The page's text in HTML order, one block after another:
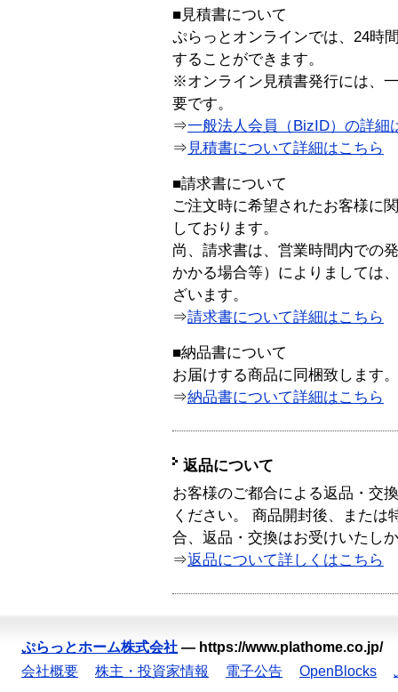
■見積書について
ぷらっとオンラインでは、24時
することができます。
※オンライン見積書発行には、
要です。
⇒一般法人会員（BizID）の詳細
⇒ 見積書について詳細はこちら
■請求書について
ご注文時に希望されたお客様に
しております。
尚、請求書は、営業時間内での
かかる場合等）によりましては
ざいます。
⇒請求書について詳細はこちら
■納品書について
お届けする商品に同梱致します。
⇒納品書について詳細はこちら
返品について
お客様のご都合による返品・交
ください。 商品開封後、または
合、返品・交換はお受けいたし
⇒返品について詳しくはこちら
ぷらっとホーム株式会社 — https://www.plathome.co.jp/
会社概要
株主・投資家情報 電子公告 OpenBlocks